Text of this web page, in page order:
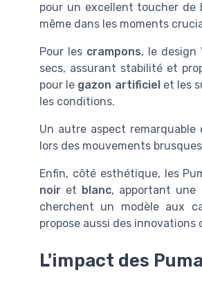
pour un excellent toucher de
même dans les moments
Pour les crampons, le design
secs, assurant stabilité et
pour le gazon artificielet les
les conditions.
Un autre aspect
lors des mouvements
Enfin, côté esthétique, les
noir et blanc, apportant une
cherchent un modèle aux
propose aussi des innovations
L'impact des